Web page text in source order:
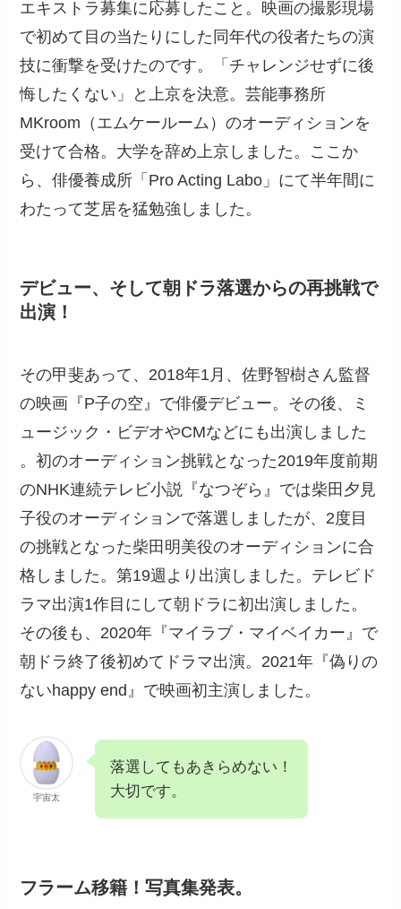
エキストラ募集に応募したこと。映画の撮影現場
で初めて目の当たりにした同年代の役者たちの演
技に衝撃を受けたのです。「チャレンジせずに後
悔したくない」と上京を決意。芸能事務所
MKroom（エムケールーム）のオーディションを
受けて合格。大学を辞め上京しました。ここか
ら、俳優養成所「Pro Acting Labo」にて半年間に
わたって芝居を猛勉強しました。
デビュー、そして朝ドラ落選からの再挑戦で
出演！
その甲斐あって、2018年1月、佐野智樹さん監督
の映画『P子の空』で俳優デビュー。その後、ミ
ュージック・ビデオやCMなどにも出演しました
。初のオーディション挑戦となった2019年度前期
のNHK連続テレビ小説『なつぞら』では柴田夕見
子役のオーディションで落選しましたが、2度目
の挑戦となった柴田明美役のオーディションに合
格しました。第19週より出演しました。テレビド
ラマ出演1作目にして朝ドラに初出演しました。
その後も、2020年『マイラブ・マイベイカー』で
朝ドラ終了後初めてドラマ出演。2021年『偽りの
ないhappy end』で映画初主演しました。
宇宙太
落選してもあきらめない！
大切です。
フラーム移籍！写真集発表。